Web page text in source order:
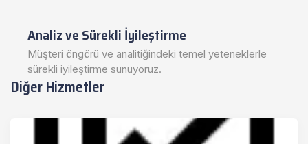
Analiz ve Sürekli İyileştirme
Müşteri öngörü ve analitiğindeki temel yeteneklerle
sürekli iyileştirme sunuyoruz.
Diğer Hizmetler